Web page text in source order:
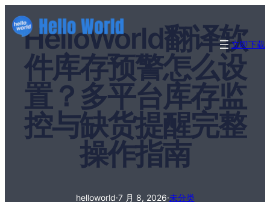
立即下载
HelloWorld翻译软
件库存预警怎么设
置？多平台库存监
控与缺货提醒完整
操作指南
helloworld·7 月 8, 2026·未分类